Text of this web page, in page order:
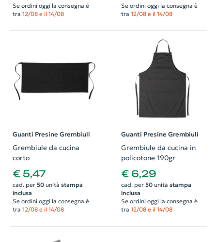
Se ordini oggi la consegna è
tra 12/08 e il 14/08
Se ordini oggi la consegna è
tra 12/08 e il 14/08
Guanti Presine Grembiuli
Grembiule da cucina
corto
€ 5,47
cad. per 50unità stampa
inclusa
Se ordini oggi la consegna è
tra 12/08 e il 14/08
Guanti Presine Grembiuli
Grembiule da cucina in
policotone 190gr
€ 6,29
cad. per 50unità stampa
inclusa
Se ordini oggi la consegna è
tra 12/08 e il 14/08